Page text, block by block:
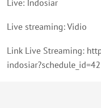
Live: Indosiar
Live streaming: Vidio
Link Live Streaming: